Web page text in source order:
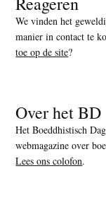
We vinden het
manier in contact te
toe op de site?
Over het BD
Het Boeddhistisch
webmagazine over
Lees ons colofon.